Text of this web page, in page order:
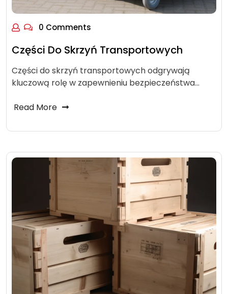
0 Comments
Części Do Skrzyń Transportowych
Części do skrzyń transportowych odgrywają
kluczową rolę w zapewnieniu bezpieczeństwa…
Read More